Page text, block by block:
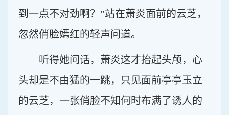
到一点不对劲啊？”站在萧炎面前的云芝，
忽然俏脸嫣红的轻声问道。
听得她问话，萧炎这才抬起头颅，心
头却是不由猛的一跳，只见面前亭亭玉立
的云芝，一张俏脸不知何时布满了诱人的